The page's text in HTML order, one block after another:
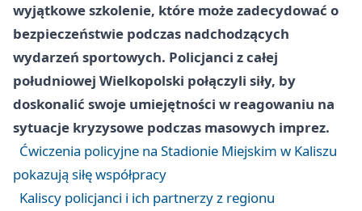
wyjątkowe szkolenie, które może zadecydować o
bezpieczeństwie podczas nadchodzących
wydarzeń sportowych. Policjanci z całej
południowej Wielkopolski połączyli siły, by
doskonalić swoje umiejętności w reagowaniu na
sytuacje kryzysowe podczas masowych imprez.
Ćwiczenia policyjne na Stadionie Miejskim w Kaliszu
pokazują siłę współpracy
Kaliscy policjanci i ich partnerzy z regionu